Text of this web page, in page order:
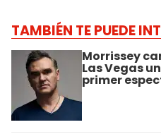
TAMBIÉN TE PUEDE
Morrissey
Las Vegas
primer